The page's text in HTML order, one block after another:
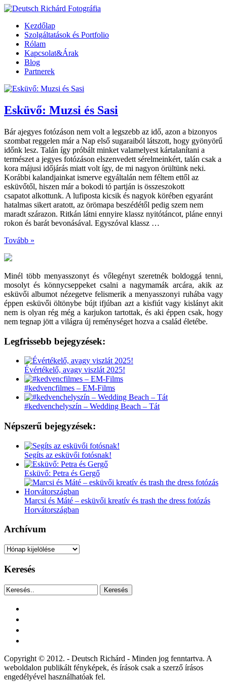
Kezdőlap
Szolgáltatások és Portfolio
Rólam
Kapcsolat&Árak
Blog
Partnerek
Esküvő: Muzsi és Sasi
Bár ajegyes fotózáson nem volt a legszebb az idő, azon a bizonyos
szombat reggelen már a Nap első sugaraiból látszott, hogy gyönyörű
időnk lesz. Talán így próbált minket valamelyest kártalanítani a
természet a jegyes fotózáson elszenvedett sérelmeinkért, talán csak a
kora májusi időjárás miatt volt így, de mi nagyon örültünk neki.
Korábbi kalandjainkat ismerve egyáltalán nem féltem ettől az
esküvőtől, hiszen már a bokodi tó partján is összeszokott
csapatot alkottunk. A lufiposta kicsik és nagyok körében egyaránt
hatalmas sikert aratott, az örömapa beszédétől pedig szem nem
maradt szárazon. Ritkán látni ennyire klassz nyitótáncot, pláne ennyi
rokon és barát bevonásával. Egyszóval klassz …
Tovább »
Minél több menyasszonyt és vőlegényt szeretnék boldoggá tenni,
mosolyt és könnycseppeket csalni a nagymamák arcára, akik az
esküvői albumot nézegetve felismerik a menyasszonyi ruhába vagy
éppen esküvői öltönybe bújt ifjúban azt a kisfiút vagy kislányt akit
nem is olyan rég még a karjukon tartottak, és aki éppen csak, hogy
nem tegnap jött a világra új reménységet hozva a család életébe.
Legfrissebb bejegyzések:
Évértékelő, avagy viszlát 2025!
#kedvencfilmes – EM-Films
#kedvenchelyszín – Wedding Beach – Tát
Népszerű bejegyzések:
Segíts az esküvői fotósnak!
Esküvő: Petra és Gergő
Marcsi és Máté – esküvői kreatív és trash the dress fotózás
Horvátországban
Archívum
Archívum
Keresés
Keresés
Copyright © 2012. - Deutsch Richárd - Minden jog fenntartva. A
weboldalon publikált fényképek, és írások csak a szerző írásos
engedélyével használhatóak fel.